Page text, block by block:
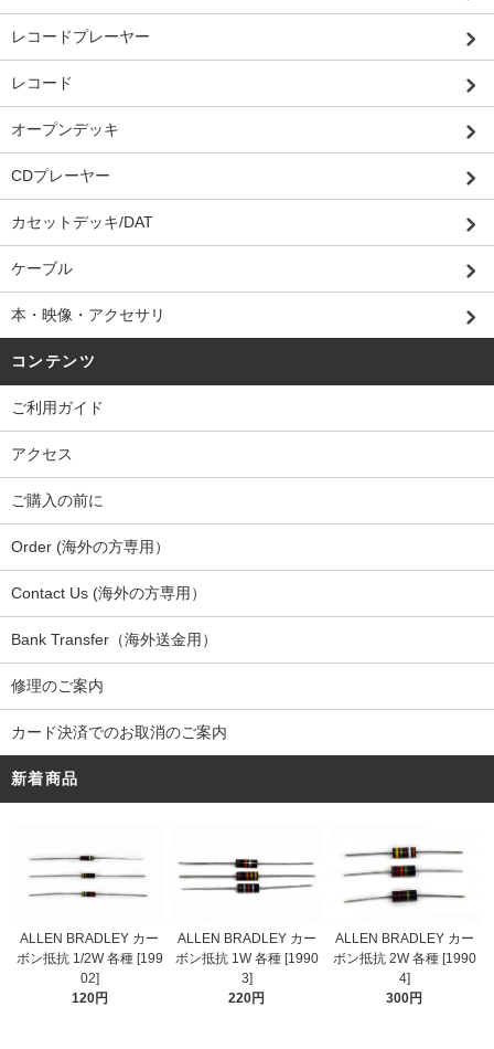
レコードプレーヤー
レコード
オープンデッキ
CDプレーヤー
カセットデッキ/DAT
ケーブル
本・映像・アクセサリ
コンテンツ
ご利用ガイド
アクセス
ご購入の前に
Order (海外の方専用）
Contact Us (海外の方専用）
Bank Transfer（海外送金用）
修理のご案内
カード決済でのお取消のご案内
新着商品
ALLEN BRADLEY カー
ボン抵抗 1/2W 各種 [199
02]
120円
ALLEN BRADLEY カー
ボン抵抗 1W 各種 [1990
3]
220円
ALLEN BRADLEY カー
ボン抵抗 2W 各種 [1990
4]
300円